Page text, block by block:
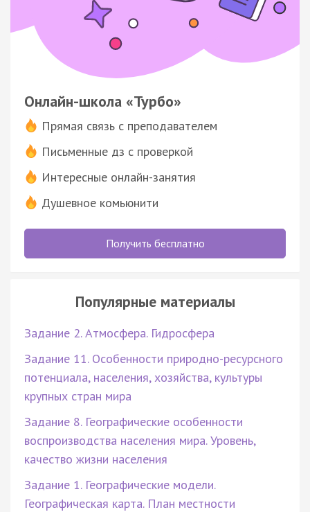
Онлайн-школа «Турбо»
Прямая связь с преподавателем
Письменные дз с проверкой
Интересные онлайн-занятия
Душевное комьюнити
Получить бесплатно
Популярные материалы
Задание 2. Атмосфера. Гидросфера
Задание 11. Особенности природно-ресурсного
потенциала, населения, хозяйства, культуры
крупных стран мира
Задание 8. Географические особенности
воспроизводства населения мира. Уровень,
качество жизни населения
Задание 1. Географические модели.
Географическая карта. План местности